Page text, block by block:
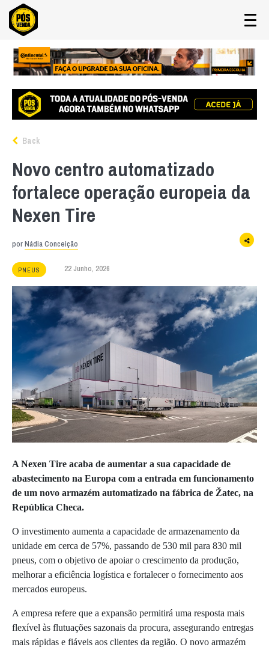
Back
Novo centro automatizado
fortalece operação europeia da
Nexen Tire
porNádia Conceição
PNEUS 22 Junho, 2026
A Nexen Tire acaba de aumentar a sua capacidade de
abastecimento na Europa com a entrada em funcionamento
de um novo armazém automatizado na fábrica de Žatec, na
República Checa.
O investimento aumenta a capacidade de armazenamento da
unidade em cerca de 57%, passando de 530 mil para 830 mil
pneus, com o objetivo de apoiar o crescimento da produção,
melhorar a eficiência logística e fortalecer o fornecimento aos
mercados europeus.
A empresa refere que a expansão permitirá uma resposta mais
flexível às flutuações sazonais da procura, assegurando entregas
mais rápidas e fiáveis aos clientes da região. O novo armazém